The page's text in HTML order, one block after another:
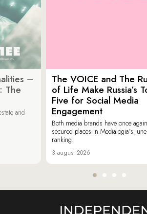
–
The
and
The VOICE and The
of Life Make Russia’s
Five for Social Media
Engagement
Both media brands have once again
secured places in Medialogia’s June
ranking.
3 august 2026